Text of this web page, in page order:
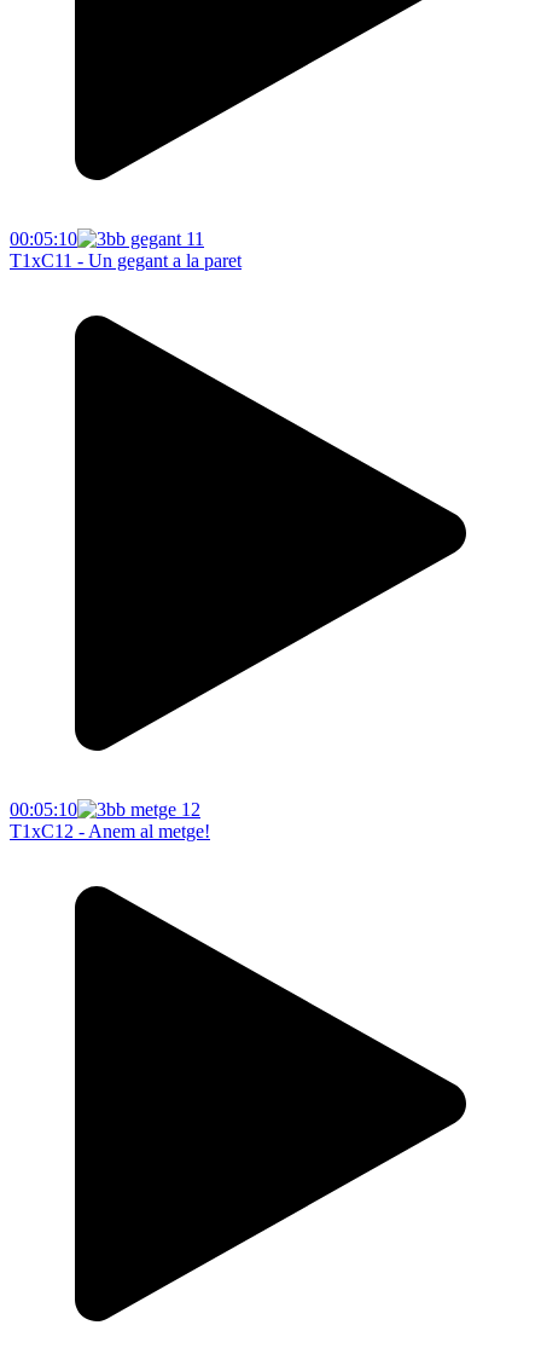
00:05:10
T1xC11 - Un gegant a la paret
00:05:10
T1xC12 - Anem al metge!